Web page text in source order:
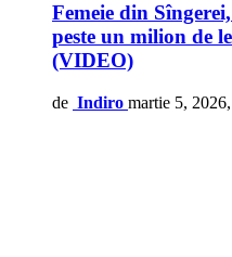
Femeie din
peste un milion de
(VIDEO)
de Indiro martie 5,